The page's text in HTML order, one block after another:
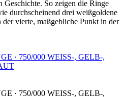
Geschichte. So zeigen die Ringe
durchscheinend drei weißgoldene
vierte, maßgebliche Punkt in der
· 750/000 WEISS-, GELB-,
· 750/000 WEISS-, GELB-,